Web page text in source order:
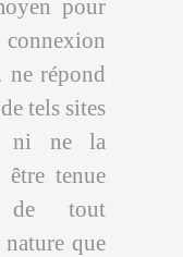
pour
ne répond
tels sites
ni ne la
tenue
de tout
que